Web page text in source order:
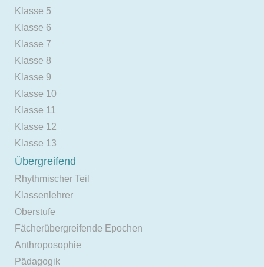
Klasse 5
Klasse 6
Klasse 7
Klasse 8
Klasse 9
Klasse 10
Klasse 11
Klasse 12
Klasse 13
Übergreifend
Rhythmischer Teil
Klassenlehrer
Oberstufe
Fächerübergreifende Epochen
Anthroposophie
Pädagogik